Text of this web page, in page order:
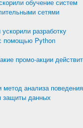
обучение систем
сетями
разработку
помощью Python
промо-акции
анализа поведения
защиты данных